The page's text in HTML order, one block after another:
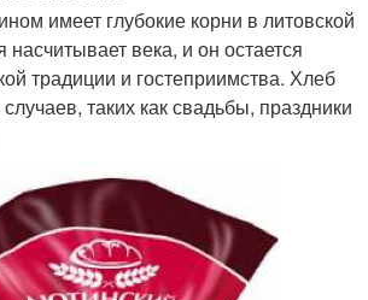
имеет глубокие корни в литовской
насчитывает века, и он остается
традиции и гостеприимства. Хлеб
таких как свадьбы, праздники